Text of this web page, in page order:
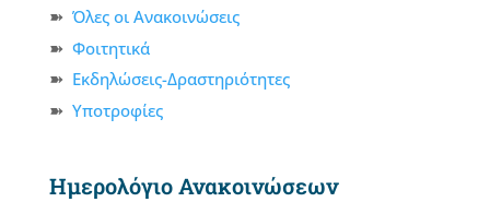
Όλες οι Ανακοινώσεις
Φοιτητικά
Εκδηλώσεις-Δραστηριότητες
Υποτροφίες
Ημερολόγιο Ανακοινώσεων